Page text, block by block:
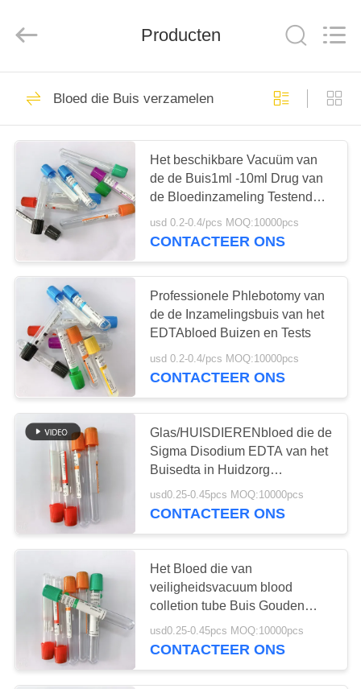
HUIS
PRODUCTEN
ONGEVEER
ONS
FABRIEKSREIS
KWALITEITSCONTROLE
CONTACTEER
ONS
VERZOEK
CITAAT
SITEMAP
PRIVACY
POLICY
Devices
Bloed die Buis
verzamelen
De vacuümbuis van
de Bloedinzameling
52
De niet Vacuümbuis
van de
Bloedinzameling
25
De Buis van de
virusbemonstering
17
Producten
Bloed die Buis verzamelen
Het beschikbare Vacuüm van
de de Buis1ml -10ml Drug van
de Bloedinzameling Testende
Gebruik
usd 0.2-0.4/pcs MOQ:10000pcs
CONTACTEER ONS
Professionele Phlebotomy van
de de Inzamelingsbuis van het
EDTAbloed Buizen en Tests
usd 0.2-0.4/pcs MOQ:10000pcs
CONTACTEER ONS
Glas/HUISDIERENbloed die de
Sigma Disodium EDTA van het
Buisedta in Huidzorg
verzamelen
usd0.25-0.45pcs MOQ:10000pcs
CONTACTEER ONS
Het Bloed die van
veiligheidsvacuum blood
colletion tube Buis Gouden
Hoogste Bloedonderzoek Voor
éénmalig gebruik verzamelen
usd0.25-0.45pcs MOQ:10000pcs
CONTACTEER ONS